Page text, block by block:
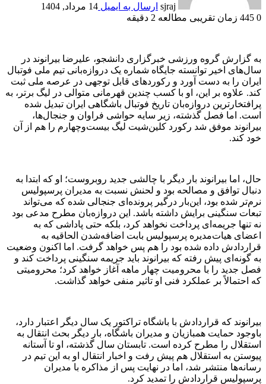
sjraj ارسال به ایمیل 14 مرداد, 1404
0
زمان تقریبی مطالعه 2 دقیقه
به گزارش گروه ورزشی خبرگزاری دانشجو، علیرضا بیرانوند در
سال‌های اخیر توانسته جایگاه شماره یک دروازه‌بانی تیم ملی فوتبال
ایران را به دست آورد و رکورد‌های قابل توجهی در عرصه ملی ثبت
کند. علاوه بر این، او با کسب چندین قهرمانی متوالی در لیگ برتر، به
پرافتخارترین دروازه‌بان تاریخ فوتبال باشگاهی ایران تبدیل شده
است. اما فصل گذشته، زیر سایه حواشی فراوان و جنجال‌ها،
بیرانوند موفق شد رکورد کلین‌شیت لیگ بیست‌وچهارم را هم از آن
خود کند.
حال، اما بیرانوند بار دیگر با چالشی جدید روبروست؛ او که ابتدا به
دنبال توافق و مصالحه بود و لحنش نسبت به مدیران پرسپولیس
نرم‌تر شده بود، این‌بار درگیر پرونده‌ای جنجالی شده که می‌تواند
تبعات سنگینی برایش داشته باشد. این دروازه‌بان مطرح مدعی بود
نه تنها جریمه‌ای پرداخت نخواهد کرد، بلکه حتی پاداشی که به
اعضای هیات‌مدیره پرسپولیس بابت اضافه‌شدن الحاقیه به
قراردادش داده شده بود را هم پس خواهد گرفت. اما اکنون وضعیت
به گونه‌ای پیش رفته که بیرانوند باید جریمه سنگینی پرداخت کند و
فصل جدید را با محرومیت چهار ماهه آغاز خواهد کرد؛ محرومیتی
که احتمالاً بر عملکرد فنی او تاثیر منفی خواهد گذاشت.
بیرانوند که قراردادش با باشگاه تراکتور یک سال دیگر اعتبار دارد،
باوجود حمایت همبازیان و مدیران باشگاه، بار دیگر بحث انتقال به
استقلال را مطرح کرده است. تابستان سال گذشته، او تا آستانه
پیوستن به استقلال هم پیش رفت و اخبار انتقال او به این تیم در
رسانه‌ها منتشر شد، اما در نهایت پس از مذاکره با مدیران
پرسپولیس قراردادش را تمدید کرد.